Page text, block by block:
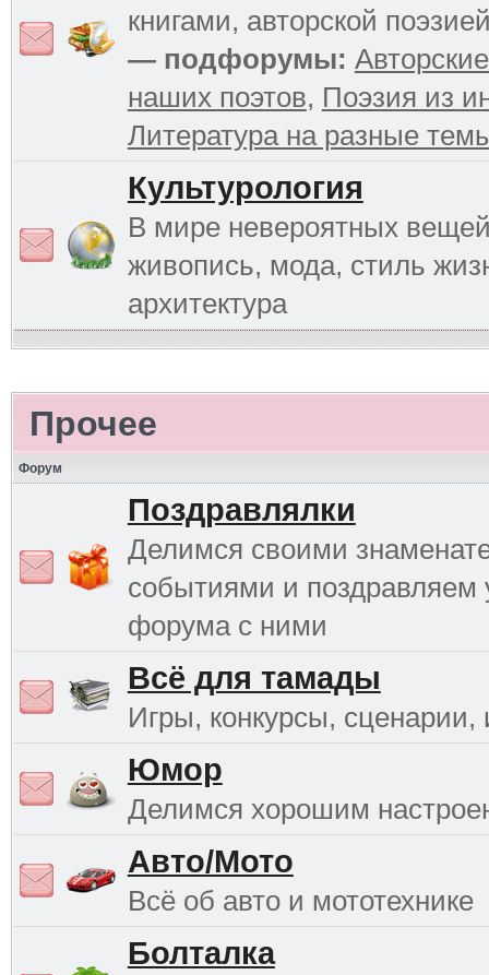
книгами, авторской
— подфорумы:
наших поэтов, Поэзия из
Литература на разные
Культурология
В мире невероятных
живопись, мода, стиль
архитектура
Прочее
Форум
Поздравлялки
Делимся своими
событиями и поздравляем
форума с ними
Всё для тамады
Игры, конкурсы, сценарии,
Юмор
Делимся хорошим
Авто/Мото
Всё об авто и мототехнике
Болталка